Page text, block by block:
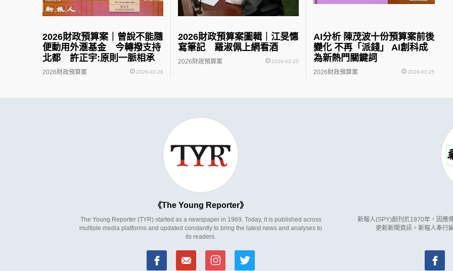
2026財政預算案｜曾說不能隨
便動用外滙基金 今轉撥支持
北都 許正宇:原則一脈相承
2026財政預算案 2026-02-26
2026財政預算案圖輯｜江旻憓
寫筆記 羅淑佩上網看酒
2026財政預算案 2026-02-25
AI分析 陳茂波十份預算案前後
變化 不再「派錢」 AI創科成
為新熱門關鍵詞
2026財政預算案 2026-02-25
The Young Reporter
The Young Reporter (TYR) started as a newspaper in 1969. Today, it is published across
multiple media platforms and updated constantly to bring the latest news and analyses to
its readers.
新報人(SPY)創刊於1970年，因應
更新新聞資訊。新報人奉行